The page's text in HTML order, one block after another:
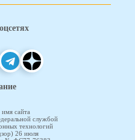
сайта
службой
технологий
26 июля